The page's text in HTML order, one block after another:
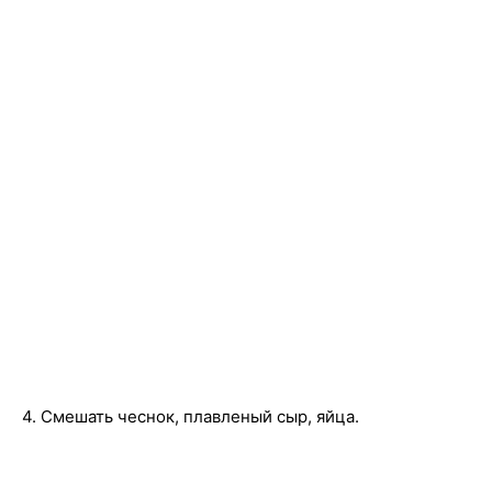
4. Смешать чеснок, плавленый сыр, яйца.